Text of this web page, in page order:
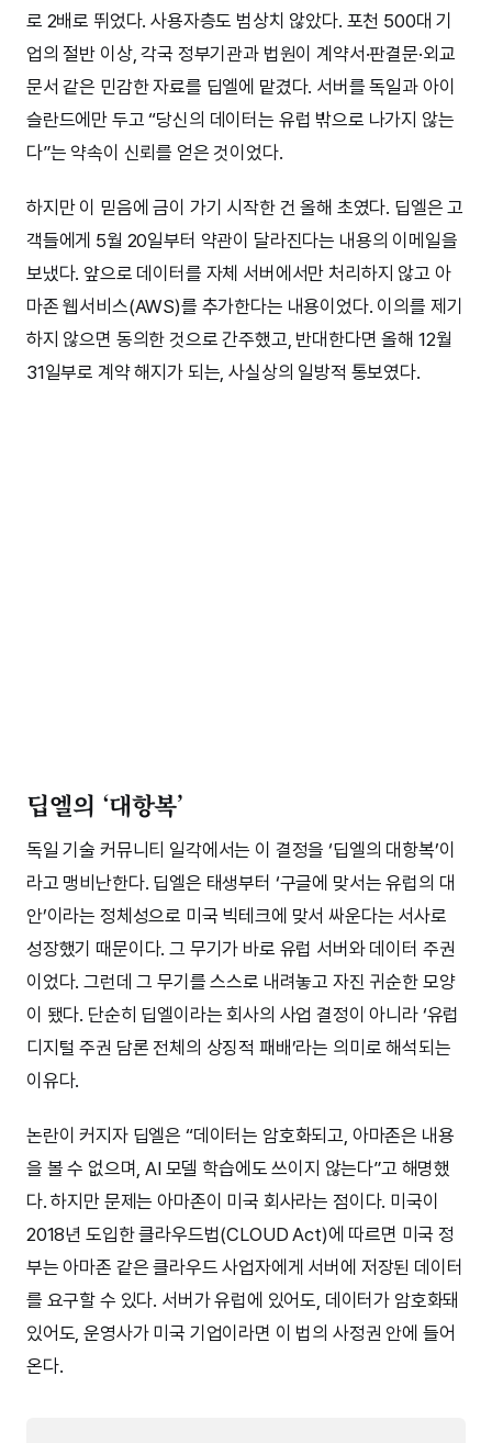
로 2배로 뛰었다. 사용자층도 범상치 않았다. 포천 500대 기
업의 절반 이상, 각국 정부기관과 법원이 계약서·판결문·외교
문서 같은 민감한 자료를 딥엘에 맡겼다. 서버를 독일과 아이
슬란드에만 두고 “당신의 데이터는 유럽 밖으로 나가지 않는
다”는 약속이 신뢰를 얻은 것이었다.
하지만 이 믿음에 금이 가기 시작한 건 올해 초였다. 딥엘은 고
객들에게 5월 20일부터 약관이 달라진다는 내용의 이메일을
보냈다. 앞으로 데이터를 자체 서버에서만 처리하지 않고 아
마존 웹서비스(AWS)를 추가한다는 내용이었다. 이의를 제기
하지 않으면 동의한 것으로 간주했고, 반대한다면 올해 12월
31일부로 계약 해지가 되는, 사실상의 일방적 통보였다.
딥엘의 ‘대항복’
독일 기술 커뮤니티 일각에서는 이 결정을 ‘딥엘의 대항복’이
라고 맹비난한다. 딥엘은 태생부터 ‘구글에 맞서는 유럽의 대
안’이라는 정체성으로 미국 빅테크에 맞서 싸운다는 서사로
성장했기 때문이다. 그 무기가 바로 유럽 서버와 데이터 주권
이었다. 그런데 그 무기를 스스로 내려놓고 자진 귀순한 모양
이 됐다. 단순히 딥엘이라는 회사의 사업 결정이 아니라 ‘유럽
디지털 주권 담론 전체의 상징적 패배’라는 의미로 해석되는
이유다.
논란이 커지자 딥엘은 “데이터는 암호화되고, 아마존은 내용
을 볼 수 없으며, AI 모델 학습에도 쓰이지 않는다”고 해명했
다. 하지만 문제는 아마존이 미국 회사라는 점이다. 미국이
2018년 도입한 클라우드법(CLOUD Act)에 따르면 미국 정
부는 아마존 같은 클라우드 사업자에게 서버에 저장된 데이터
를 요구할 수 있다. 서버가 유럽에 있어도, 데이터가 암호화돼
있어도, 운영사가 미국 기업이라면 이 법의 사정권 안에 들어
온다.